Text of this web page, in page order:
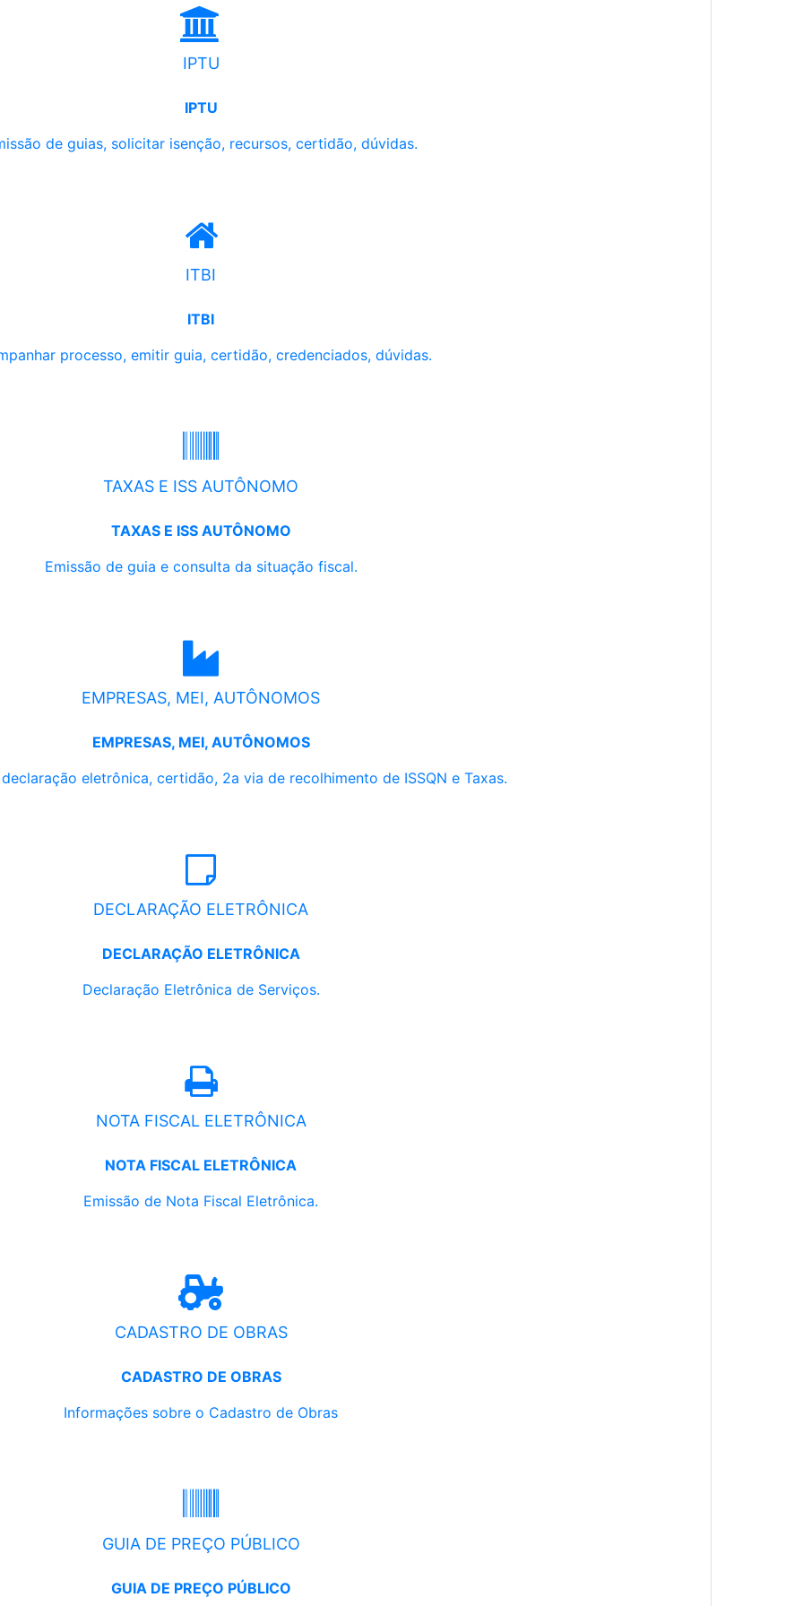
IPTU
IPTU
de guias, solicitar isenção, recursos, certidão, dúvidas.
ITBI
ITBI
processo, emitir guia, certidão, credenciados, dúvidas.
TAXAS E ISS AUTÔNOMO
TAXAS E ISS AUTÔNOMO
Emissão de guia e consulta da situação fiscal.
EMPRESAS, MEI, AUTÔNOMOS
EMPRESAS, MEI, AUTÔNOMOS
eletrônica, certidão, 2a via de recolhimento de ISSQN e Taxas.
DECLARAÇÃO ELETRÔNICA
DECLARAÇÃO ELETRÔNICA
Declaração Eletrônica de Serviços.
NOTA FISCAL ELETRÔNICA
NOTA FISCAL ELETRÔNICA
Emissão de Nota Fiscal Eletrônica.
CADASTRO DE OBRAS
CADASTRO DE OBRAS
Informações sobre o Cadastro de Obras
GUIA DE PREÇO PÚBLICO
GUIA DE PREÇO PÚBLICO